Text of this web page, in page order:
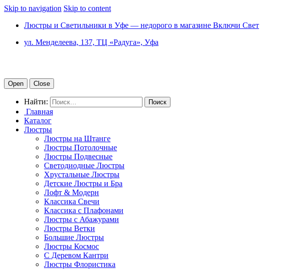
Skip to navigation Skip to content
Люстры и Светильники в Уфе — недорого в магазине Включи Свет
ул. Менделеева, 137, ТЦ «Радуга», Уфа
Open Close
Найти:
Главная
Каталог
Люстры
Люстры на Штанге
Люстры Потолочные
Люстры Подвесные
Светодиодные Люстры
Хрустальные Люстры
Детские Люстры и Бра
Лофт & Модерн
Классика Свечи
Классика с Плафонами
Люстры с Абажурами
Люстры Ветки
Большие Люстры
Люстры Космос
С Деревом Кантри
Люстры Флористика